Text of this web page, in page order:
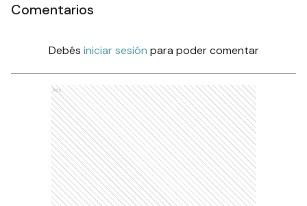
Comentarios
Debés iniciar sesión para poder comentar
Ads